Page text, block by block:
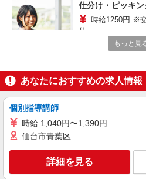
仕分け・ピッキ
時給1250円 ※
り。
茨城県土浦市
キープ
アルバイト パート
株式会社バイトレ（ADM810907GT15）
久しぶりのお仕
時給1448円〜
る）
茨城県土浦市
もっと見
あなたにおすすめの求人情報
個別指導講師
時給 1,040円〜1,390円
仙台市青葉区
詳細を見る